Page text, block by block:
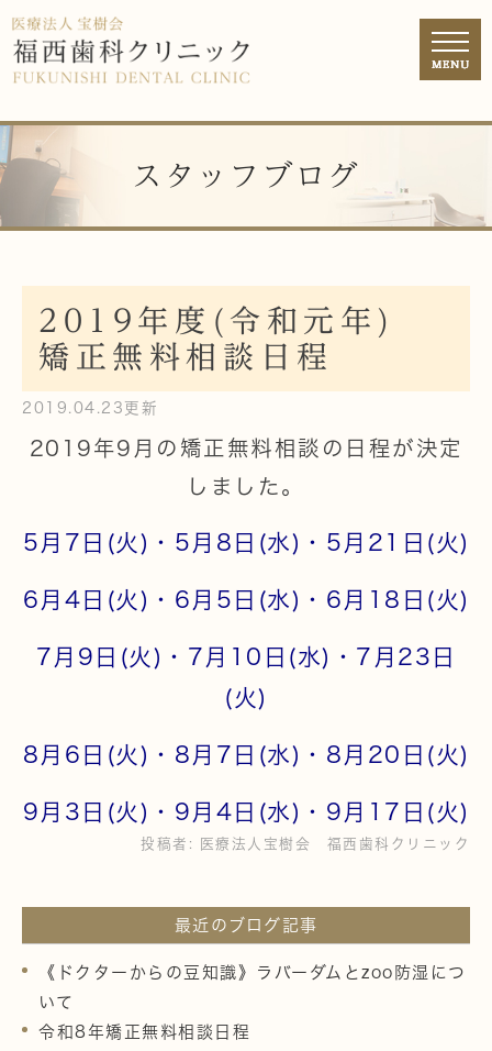
スタッフブログ
2019年度(令和元年)
矯正無料相談日程
2019.04.23更新
2019年9月の矯正無料相談の日程が決定
しました。
5月7日(火)・5月8日(水)・5月21日(火)
6月4日(火)・6月5日(水)・6月18日(火)
7月9日(火)・7月10日(水)・7月23日
(火)
8月6日(火)・8月7日(水)・8月20日(火)
9月3日(火)・9月4日(水)・9月17日(火)
投稿者: 医療法人宝樹会 福西歯科クリニック
最近のブログ記事
《ドクターからの豆知識》ラバーダムとzoo防湿につ
いて
令和8年矯正無料相談日程